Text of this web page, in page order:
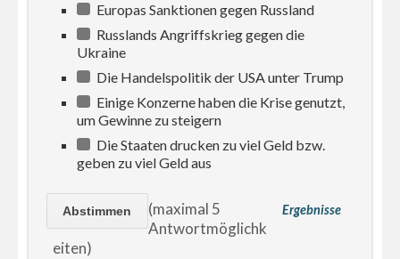
Europas Sanktionen gegen Russland
Russlands Angriffskrieg gegen die
Ukraine
Die Handelspolitik der USA unter Trump
Einige Konzerne haben die Krise genutzt,
um Gewinne zu steigern
Die Staaten drucken zu viel Geld bzw.
geben zu viel Geld aus
Ergebnisse
(maximal 5
Antwortmöglichk
eiten)